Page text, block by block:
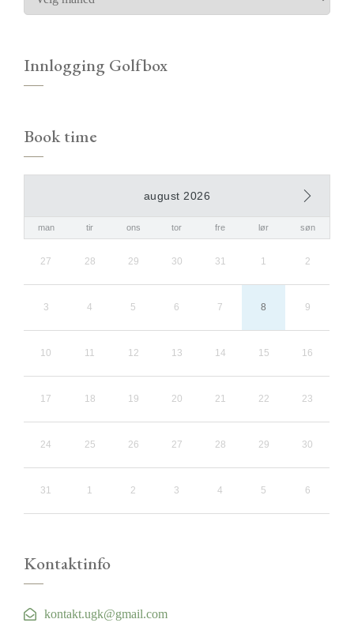
Innlogging Golfbox
Book time
august 2026
man tir ons tor fre lør søn
27 28 29 30 31 1 2
3 4 5 6 7 8 9
10 11 12 13 14 15 16
17 18 19 20 21 22 23
24 25 26 27 28 29 30
31 1 2 3 4 5 6
Kontaktinfo
kontakt.ugk@gmail.com